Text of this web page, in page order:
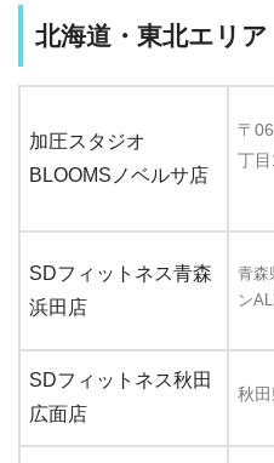
北海道・東北エリア
加圧スタジオ
BLOOMSノベルサ店
〒
丁
SDフィットネス青森
浜田店
青森
ン
SDフィットネス秋田
広面店
秋